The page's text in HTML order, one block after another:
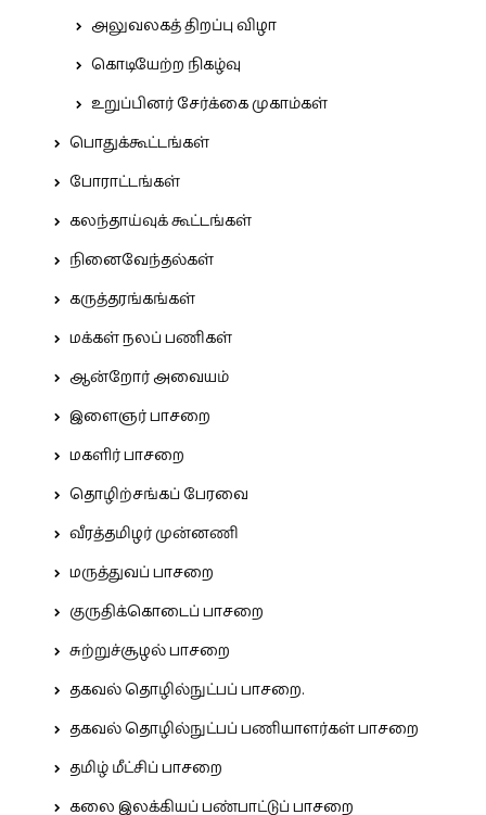
அலுவலகத் திறப்பு விழா
கொடியேற்ற நிகழ்வு
உறுப்பினர் சேர்க்கை முகாம்கள்
பொதுக்கூட்டங்கள்
போராட்டங்கள்
கலந்தாய்வுக் கூட்டங்கள்
நினைவேந்தல்கள்
கருத்தரங்கங்கள்
மக்கள் நலப் பணிகள்
ஆன்றோர் அவையம்
இளைஞர் பாசறை
மகளிர் பாசறை
தொழிற்சங்கப் பேரவை
வீரத்தமிழர் முன்னணி
மருத்துவப் பாசறை
குருதிக்கொடைப் பாசறை
சுற்றுச்சூழல் பாசறை
தகவல் தொழில்நுட்பப் பாசறை.
தகவல் தொழில்நுட்பப் பணியாளர்கள் பாசறை
தமிழ் மீட்சிப் பாசறை
கலை இலக்கியப் பண்பாட்டுப் பாசறை